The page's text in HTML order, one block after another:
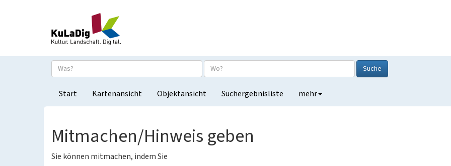
Suche
Start Kartenansicht Objektansicht Suchergebnisliste mehr
Mitmachen/Hinweis geben
Sie können mitmachen, indem Sie